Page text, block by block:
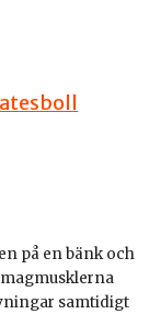
på en bänk och
samtidigt